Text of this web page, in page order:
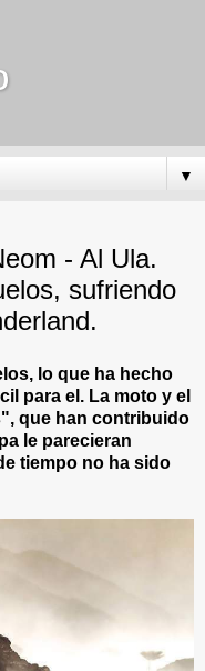
▼
- Al Ula.
sufriendo
lo que ha hecho
para el. La moto y el
que han contribuido
le parecieran
tiempo no ha sido